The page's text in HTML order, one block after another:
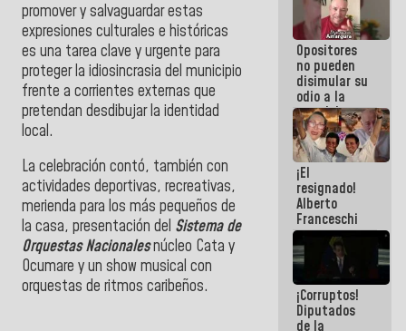
promover y salvaguardar estas
expresiones culturales e históricas
es una tarea clave y urgente para
proteger la idiosincrasia del municipio
frente a corrientes externas que
pretendan desdibujar la identidad
local.
La celebración contó, también con
actividades deportivas, recreativas,
merienda para los más pequeños de
la casa, presentación del Sistema de
Orquestas Nacionalesnúcleo Cata y
Ocumare y un show musical con
orquestas de ritmos caribeños.
inmorales,
ni una
botella de
agua han
llevado
Opositores
no pueden
disimular su
odio a la
paz del
pueblo
¡El
resignado!
Alberto
Franceschi
muestra su
frustración
ante
burguesía
de siempre
¡Corruptos!
Diputados
de la